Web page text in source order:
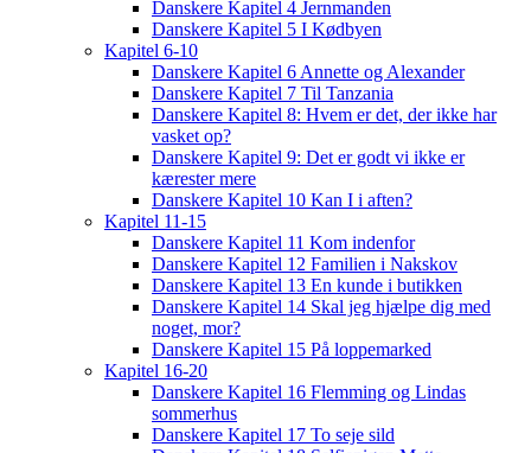
Danskere Kapitel 4 Jernmanden
Danskere Kapitel 5 I Kødbyen
Kapitel 6-10
Danskere Kapitel 6 Annette og Alexander
Danskere Kapitel 7 Til Tanzania
Danskere Kapitel 8: Hvem er det, der ikke har
vasket op?
Danskere Kapitel 9: Det er godt vi ikke er
kærester mere
Danskere Kapitel 10 Kan I i aften?
Kapitel 11-15
Danskere Kapitel 11 Kom indenfor
Danskere Kapitel 12 Familien i Nakskov
Danskere Kapitel 13 En kunde i butikken
Danskere Kapitel 14 Skal jeg hjælpe dig med
noget, mor?
Danskere Kapitel 15 På loppemarked
Kapitel 16-20
Danskere Kapitel 16 Flemming og Lindas
sommerhus
Danskere Kapitel 17 To seje sild